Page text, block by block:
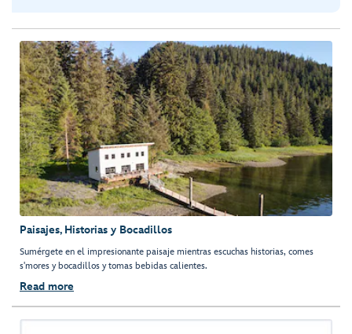
Paisajes, Historias y Bocadillos
Sumérgete en el impresionante paisaje mientras escuchas historias, comes
s'mores y bocadillos y tomas bebidas calientes.
Read more